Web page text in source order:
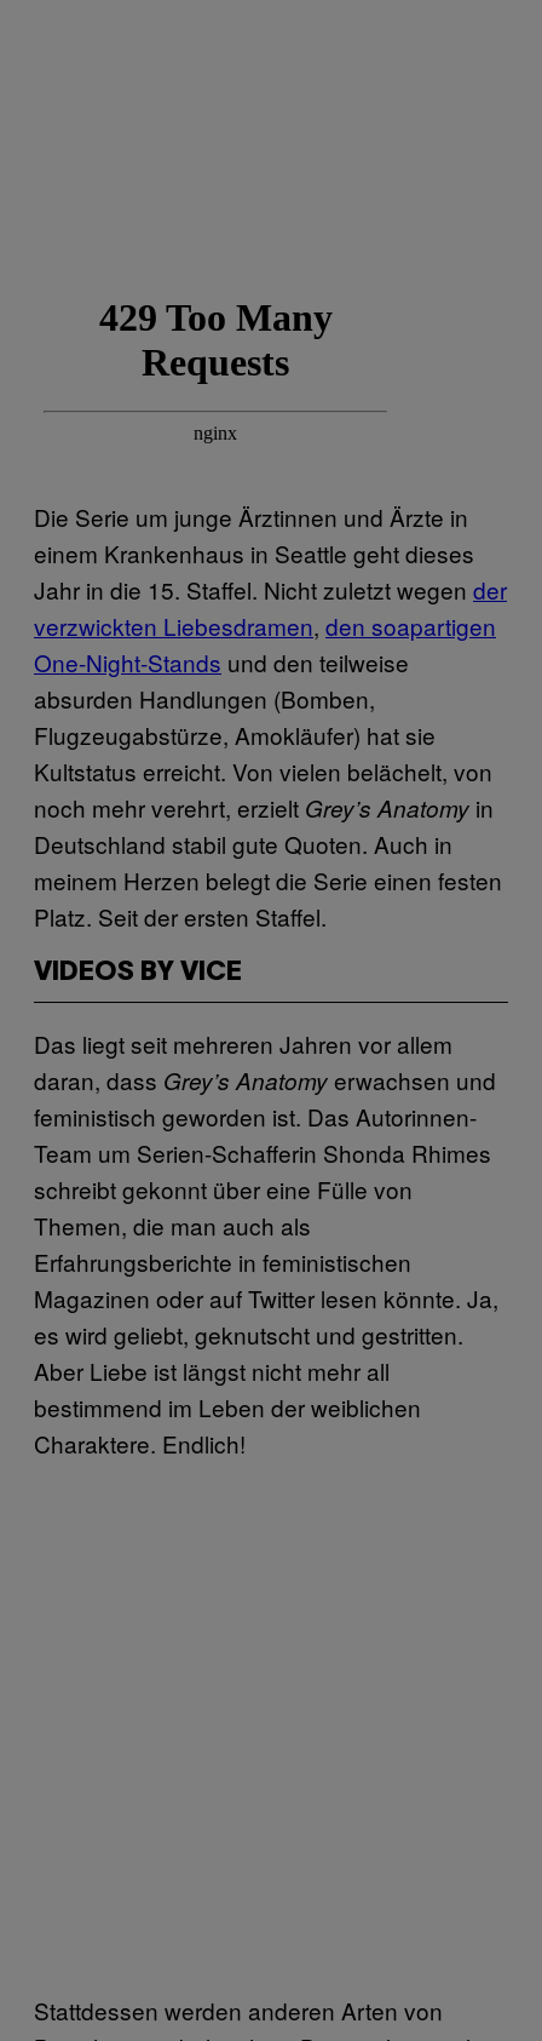
Die Serie um junge Ärztinnen und Ärzte in
einem Krankenhaus in Seattle geht dieses
Jahr in die 15. Staffel. Nicht zuletzt wegen der
verzwickten Liebesdramen, den soapartigen
One-Night-Stands und den teilweise
absurden Handlungen (Bomben,
Flugzeugabstürze, Amokläufer) hat sie
Kultstatus erreicht. Von vielen belächelt, von
noch mehr verehrt, erzielt Grey’s Anatomy in
Deutschland stabil gute Quoten. Auch in
meinem Herzen belegt die Serie einen festen
Platz. Seit der ersten Staffel.
VIDEOS BY VICE
Das liegt seit mehreren Jahren vor allem
daran, dass Grey’s Anatomyerwachsen und
feministisch geworden ist. Das Autorinnen-
Team um Serien-Schafferin Shonda Rhimes
schreibt gekonnt über eine Fülle von
Themen, die man auch als
Erfahrungsberichte in feministischen
Magazinen oder auf Twitter lesen könnte. Ja,
es wird geliebt, geknutscht und gestritten.
Aber Liebe ist längst nicht mehr all
bestimmend im Leben der weiblichen
Charaktere. Endlich!
Stattdessen werden anderen Arten von